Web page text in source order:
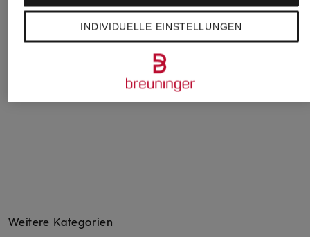
26,99 €
Cap
19,99 €
Bestpreis:39,95 €
Cap
25,99 €
Weitere Kategorien
INDIVIDUELLE EINSTELLUNGEN